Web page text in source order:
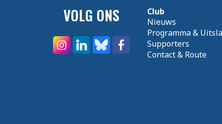
VOLG ONS
Club
Nieuws
Programma &
Supporters
Contact & Route